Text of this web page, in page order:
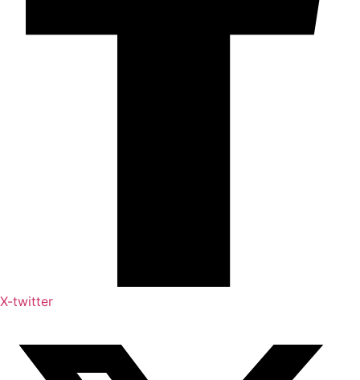
X-twitter